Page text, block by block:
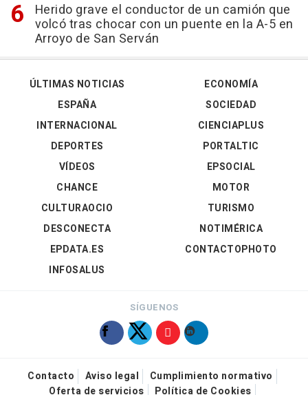
Herido grave el conductor de un camión que
volcó tras chocar con un puente en la A-5 en
Arroyo de San Serván
ÚLTIMAS NOTICIAS
ESPAÑA
INTERNACIONAL
DEPORTES
VÍDEOS
ECONOMÍA
SOCIEDAD
CIENCIAPLUS
PORTALTIC
EPSOCIAL
CHANCE
CULTURAOCIO
DESCONECTA
EPDATA.ES
INFOSALUS
MOTOR
TURISMO
NOTIMÉRICA
CONTACTOPHOTO
SÍGUENOS
Contacto Aviso legal
Cumplimiento normativo
Oferta de servicios
Política de Cookies